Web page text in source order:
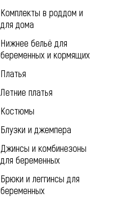
Комплекты в роддом и
для дома
Нижнее бельё для
беременных и кормящих
Платья
Летние платья
Костюмы
Блузки и джемпера
Джинсы и комбинезоны
для беременных
Брюки и леггинсы для
беременных